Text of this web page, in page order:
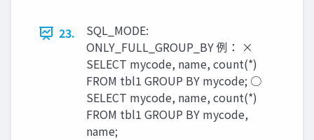
23.
SQL_MODE:
ONLY_FULL_GROUP_BY 例： ×
SELECT mycode, name, count(*)
FROM tbl1 GROUP BY mycode; ○
SELECT mycode, name, count(*)
FROM tbl1 GROUP BY mycode,
name;